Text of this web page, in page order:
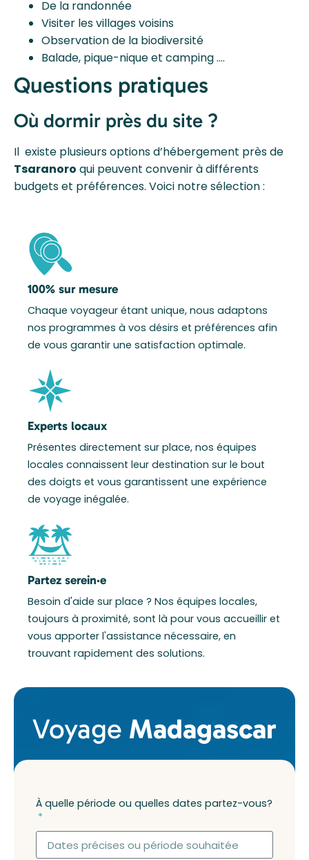
De la randonnée
Visiter les villages voisins
Observation de la biodiversité
Balade, pique-nique et camping ….
Questions pratiques
Où dormir près du site ?
Il existe plusieurs options d’hébergement près de
Tsaranoro qui peuvent convenir à différents
budgets et préférences. Voici notre sélection :
100% sur mesure
Chaque voyageur étant unique, nous adaptons
nos programmes à vos désirs et préférences afin
de vous garantir une satisfaction optimale.
Experts locaux
Présentes directement sur place, nos équipes
locales connaissent leur destination sur le bout
des doigts et vous garantissent une expérience
de voyage inégalée.
Partez serein·e
Besoin d'aide sur place ? Nos équipes locales,
toujours à proximité, sont là pour vous accueillir et
vous apporter l'assistance nécessaire, en
trouvant rapidement des solutions.
Voyage Madagascar
À quelle période ou quelles dates partez-vous?